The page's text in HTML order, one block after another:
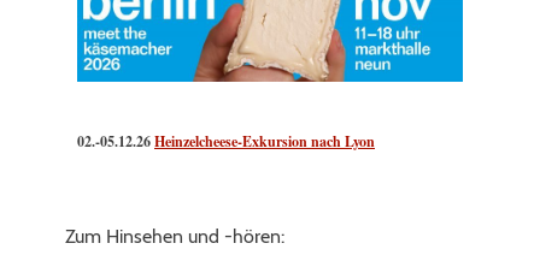
02.-05.12.26Heinzelcheese-Exkursion nach Lyon
Zum Hinsehen und -hören: